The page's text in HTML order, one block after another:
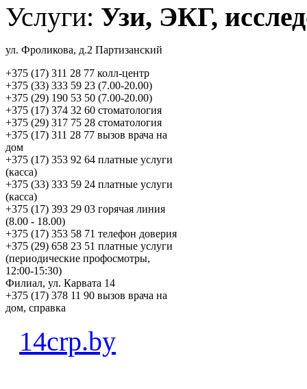
Услуги: Узи, ЭКГ,
ул. Фроликова, д.2 Партизанский
+375 (17) 311 28 77 колл-центр
+375 (33) 333 59 23 (7.00-20.00)
+375 (29) 190 53 50 (7.00-20.00)
+375 (17) 374 32 60 стоматология
+375 (29) 317 75 28 стоматология
+375 (17) 311 28 77 вызов врача на
дом
+375 (17) 353 92 64 платные услуги
(касса)
+375 (33) 333 59 24 платные услуги
(касса)
+375 (17) 393 29 03 горячая линия
(8.00 - 18.00)
+375 (17) 353 58 71 телефон доверия
+375 (29) 658 23 51 платные услуги
(периодические профосмотры,
12:00-15:30)
Филиал, ул. Карвата 14
+375 (17) 378 11 90 вызов врача на
дом, справка
14crp.by